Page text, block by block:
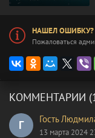
НАШЕЛ
Пожаловаться
КОММЕНТАРИИ
Г Гость
13 марта 2024